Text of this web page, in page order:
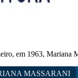
em 1963, Mariana
MASSARANI